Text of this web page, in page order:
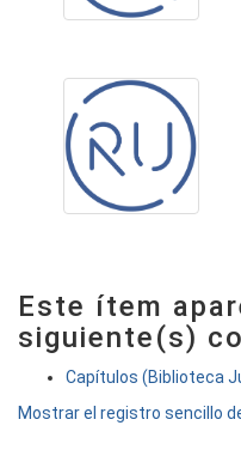
Este ítem
siguiente(s)
Capítulos (Biblioteca
Mostrar el registro sencillo